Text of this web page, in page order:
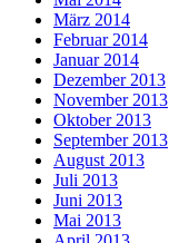
März 2014
Februar 2014
Januar 2014
Dezember 2013
November 2013
Oktober 2013
September 2013
August 2013
Juli 2013
Juni 2013
Mai 2013